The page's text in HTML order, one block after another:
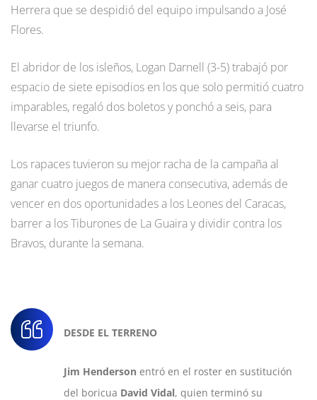
Herrera que se despidió del equipo impulsando a José
Flores.
El abridor de los isleños, Logan Darnell (3-5) trabajó por
espacio de siete episodios en los que solo permitió cuatro
imparables, regaló dos boletos y ponchó a seis, para
llevarse el triunfo.
Los rapaces tuvieron su mejor racha de la campaña al
ganar cuatro juegos de manera consecutiva, además de
vencer en dos oportunidades a los Leones del Caracas,
barrer a los Tiburones de La Guaira y dividir contra los
Bravos, durante la semana.
DESDE EL TERRENO
Jim Henderson entró en el roster en sustitución
del boricua David Vidal, quien terminó su